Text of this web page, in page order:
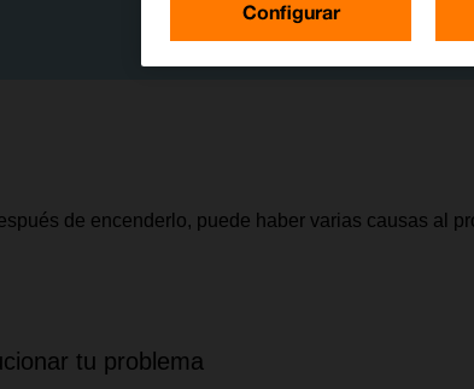
de encenderlo, puede haber varias causas al
tu problema
Configurar